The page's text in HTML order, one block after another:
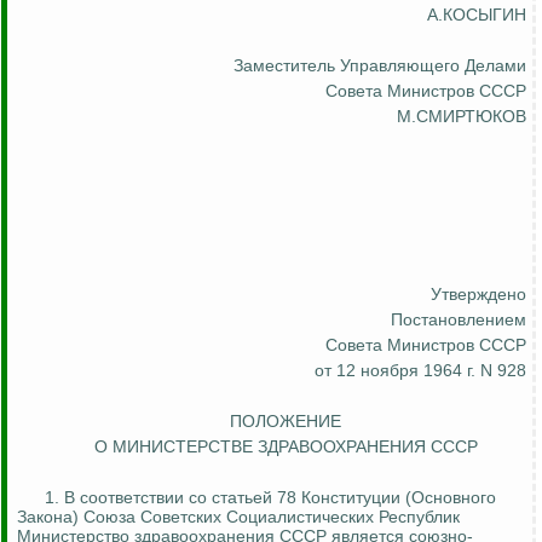
А.КОСЫГИН
Заместитель Управляющего Делами
Совета Министров СССР
М.СМИРТЮКОВ
Утверждено
Постановлением
Совета Министров СССР
от 12 ноября 1964 г. N 928
ПОЛОЖЕНИЕ
О МИНИСТЕРСТВЕ ЗДРАВООХРАНЕНИЯ СССР
1. В соответствии со статьей 78 Конституции (Основного
Закона) Союза Советских Социалистических Республик
Министерство здравоохранения СССР является союзно-